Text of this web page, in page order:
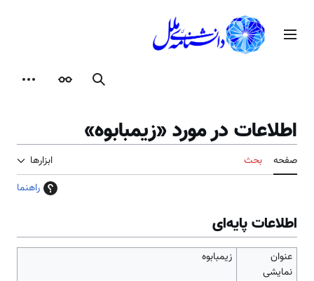
محتوامنوی اصلی
جستجوظاهر
اطلاعات در مورد «زيمبابوه»
صفحه بحث
ابزارها
راهنما
اطلاعات پایه‌ای
عنوان
نمایشی
زيمبابوه